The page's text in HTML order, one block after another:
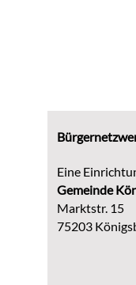
Eine
Gemeinde
Marktstr. 15
75203